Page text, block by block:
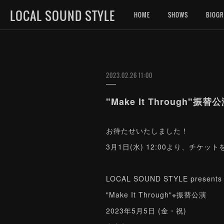
LOCAL SOUND STYLE HOME SHOWS
2023.02.26 11:00
"Make It Through"振替公
お待たせいたしました！
3月1日(水) 12:00より、チケット
LOCAL SOUND STYLE presents
"Make It Through"※振替公演
2023年5月5日 (金・祝)